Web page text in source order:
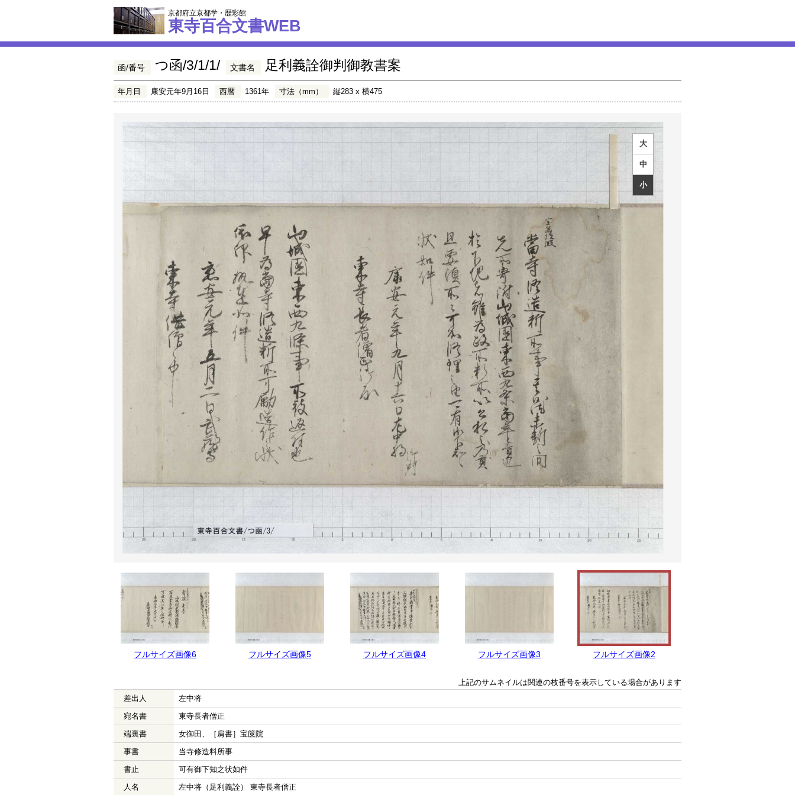
京都府立京都学・歴彩館
東寺百合文書WEB
函/番号 つ函/3/1/1/ 文書名 足利義詮御判御教書案
年月日 康安元年9月16日 西暦 1361年 寸法（mm） 縦283 x 横475
大
中
小
フルサイズ画像6 フルサイズ画像5 フルサイズ画像4 フルサイズ画像3 フルサイズ画像2
上記のサムネイルは関連の枝番号を表示している場合があります
差出人
左中将
宛名書
東寺長者僧正
端裏書
女御田、［肩書］宝篋院
事書
当寺修造料所事
書止
可有御下知之状如件
人名
左中将（足利義詮） 東寺長者僧正